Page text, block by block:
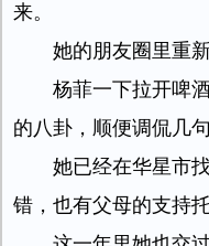
来。
她的朋友圈里重
杨菲一下拉开啤
的八卦，顺便调侃几
她已经在华星市
错，也有父母的支持托